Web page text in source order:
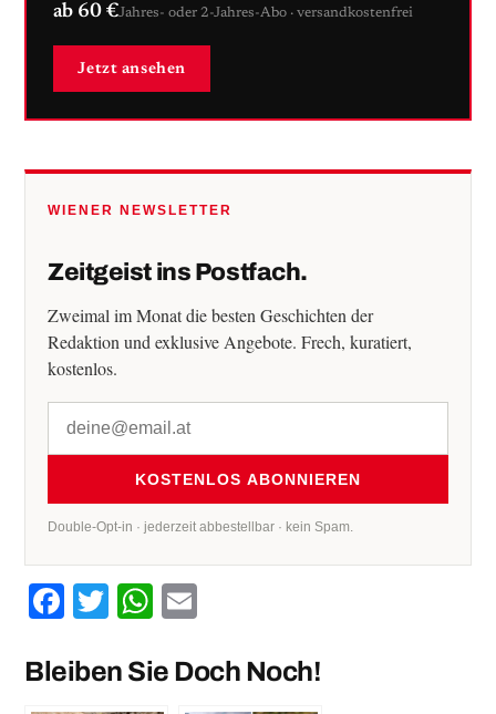
ab 60 €Jahres- oder 2-Jahres-Abo · versandkostenfrei
Jetzt ansehen
WIENER NEWSLETTER
Zeitgeist ins Postfach.
Zweimal im Monat die besten Geschichten der
Redaktion und exklusive Angebote. Frech, kuratiert,
kostenlos.
KOSTENLOS ABONNIEREN
Double-Opt-in · jederzeit abbestellbar · kein Spam.
Facebook
TwitterWhatsApp
Bleiben Sie Doch Noch!